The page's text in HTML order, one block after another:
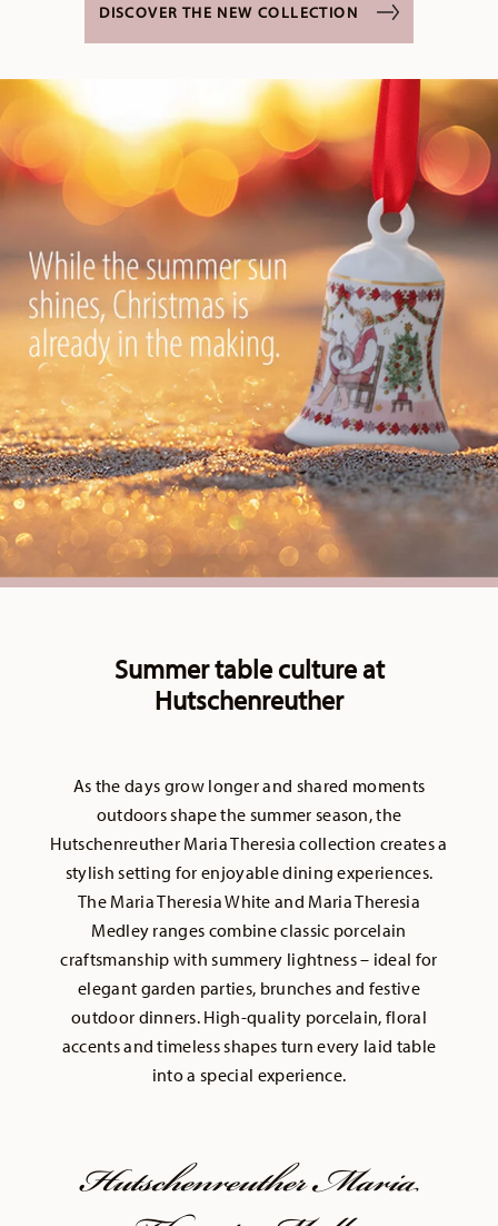
DISCOVER THE NEW COLLECTION
Summer table culture at
Hutschenreuther
As the days grow longer and shared moments
outdoors shape the summer season, the
Hutschenreuther Maria Theresia collection creates a
stylish setting for enjoyable dining experiences.
The Maria Theresia White and Maria Theresia
Medley ranges combine classic porcelain
craftsmanship with summery lightness – ideal for
elegant garden parties, brunches and festive
outdoor dinners. High-quality porcelain, floral
accents and timeless shapes turn every laid table
into a special experience.
Hutschenreuther Maria